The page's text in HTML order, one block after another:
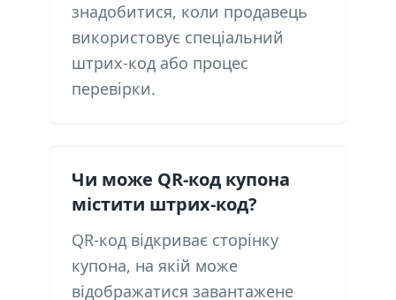
знадобитися, коли продавець
використовує спеціальний
штрих-код або процес
перевірки.
Чи може QR-код купона
містити штрих-код?
QR-код відкриває сторінку
купона, на якій може
відображатися завантажене